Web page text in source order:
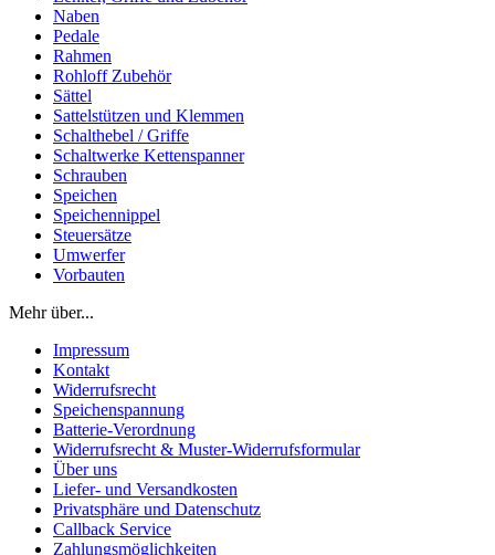
Naben
Pedale
Rahmen
Rohloff Zubehör
Sättel
Sattelstützen und Klemmen
Schalthebel / Griffe
Schaltwerke Kettenspanner
Schrauben
Speichen
Speichennippel
Steuersätze
Umwerfer
Vorbauten
Mehr über...
Impressum
Kontakt
Widerrufsrecht
Speichenspannung
Batterie-Verordnung
Widerrufsrecht & Muster-Widerrufsformular
Über uns
Liefer- und Versandkosten
Privatsphäre und Datenschutz
Callback Service
Zahlungsmöglichkeiten